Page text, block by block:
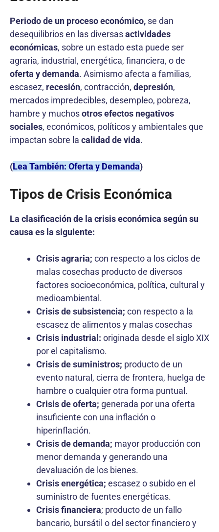
Periodo de un proceso económico, se dan
desequilibrios en las diversasactividades
económicas, sobre un estado esta puede ser
agraria, industrial, energética, financiera, o de
oferta y demanda. Asimismo afecta a familias,
escasez, recesión, contracción, depresión,
mercados impredecibles, desempleo, pobreza,
hambre y muchosotros efectos negativos
sociales, económicos, políticos y ambientales que
impactan sobre la calidad de vida.
(Lea También: Oferta y Demanda)
Tipos de Crisis Económica
La clasificación de la crisis económica según su
causa es la siguiente:
Crisis agraria; con respecto a los ciclos de
malas cosechas producto de diversos
factores socioeconómica, política, cultural y
medioambiental.
Crisis de subsistencia; con respecto a la
escasez de alimentos y malas cosechas
Crisis industrial: originada desde el siglo XIX
por el capitalismo.
Crisis desuministros; producto de un
evento natural, cierra de frontera, huelga de
hambre o cualquier otra forma puntual.
Crisis de oferta; generada por una oferta
insuficiente con una inflación o
hiperinflación.
Crisis de demanda; mayor producción con
menor demanda y generando una
devaluación de los bienes.
Crisis energética; escasez o subido en el
suministro de fuentes energéticas.
Crisis financiera; producto de un fallo
bancario, bursátil o del sector financiero y